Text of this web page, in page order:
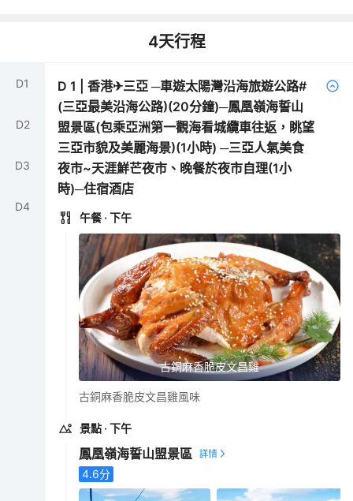
4天行程
D1
D2
D3
D4
D1 |香港✈三亞 ─車遊太陽灣沿海旅遊公路#
(三亞最美沿海公路)(20分鐘)─鳳凰嶺海誓山
盟景區(包乘亞洲第一觀海看城纜車往返，眺望
三亞市貌及美麗海景)(1小時) ─三亞人氣美食
夜市~天涯鮮芒夜市、晚餐於夜市自理(1小
時)─住宿酒店
午餐 · 下午
古銅麻香脆皮文昌雞
古銅麻香脆皮文昌雞風味
景點 · 下午
鳳凰嶺海誓山盟景區
4.6分